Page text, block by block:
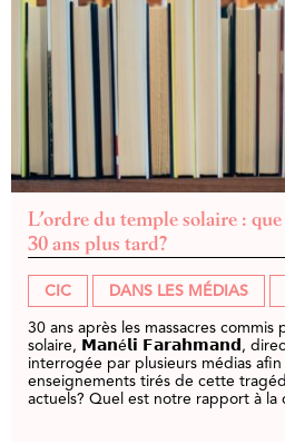
L’ordre du temple solaire :
30 ans plus tard?
CIC DANS LES MÉDIAS
30 ans après les massacres commis
solaire, 𝗠𝗮𝗻é𝗹𝗶 𝗙𝗮𝗿𝗮𝗵𝗺𝗮𝗻𝗱,
interrogée par plusieurs médias
enseignements tirés de cette
actuels? Quel est notre rapport à la